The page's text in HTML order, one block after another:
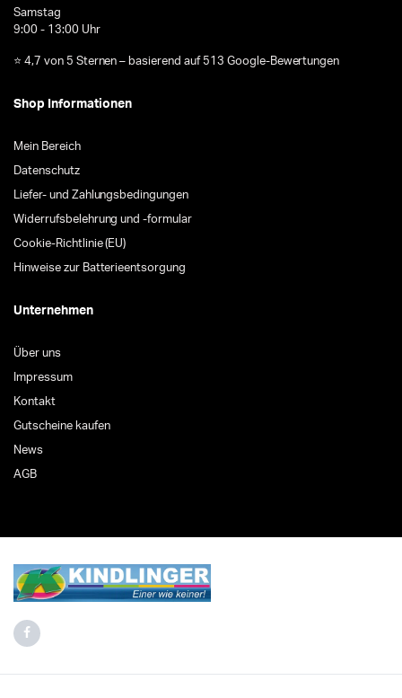
Samstag
9:00 - 13:00 Uhr
⭐ 4,7 von 5 Sternen – basierend auf 513 Google-Bewertungen
Shop Informationen
Mein Bereich
Datenschutz
Liefer- und Zahlungsbedingungen
Widerrufsbelehrung und -formular
Cookie-Richtlinie (EU)
Hinweise zur Batterieentsorgung
Unternehmen
Über uns
Impressum
Kontakt
Gutscheine kaufen
News
AGB